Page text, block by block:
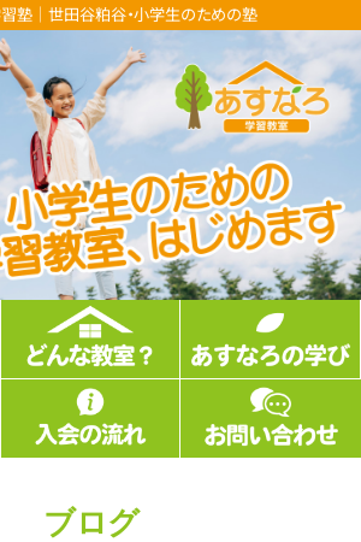
塾｜世田谷粕谷・小学生のための塾
ブログ